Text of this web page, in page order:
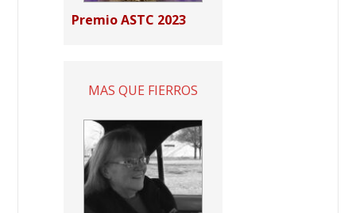
Premio ASTC 2023
MAS QUE FIERROS